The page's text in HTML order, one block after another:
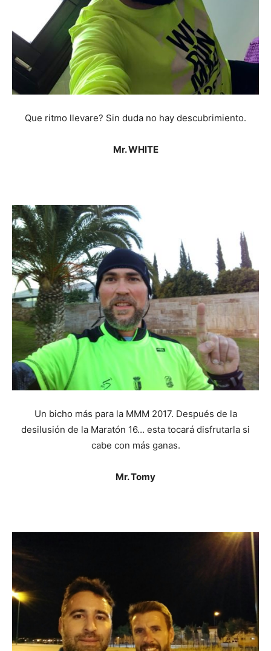
Que ritmo llevare? Sin duda no hay descubrimiento.
Mr. WHITE
Un bicho más para la MMM 2017. Después de la
desilusión de la Maratón 16… esta tocará disfrutarla si
cabe con más ganas.
Mr. Tomy